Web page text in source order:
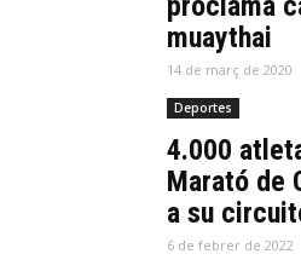
muaythai
14 de març de 2020
Deportes
4.000
Marató de
a su
6 de febrer de 2022